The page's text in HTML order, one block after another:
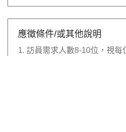
應徵條件/或其他說明
1. 訪員需求人數8-10位，視每